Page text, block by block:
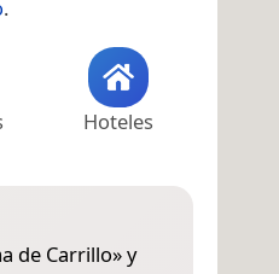
.
Hoteles
de Carrillo» y